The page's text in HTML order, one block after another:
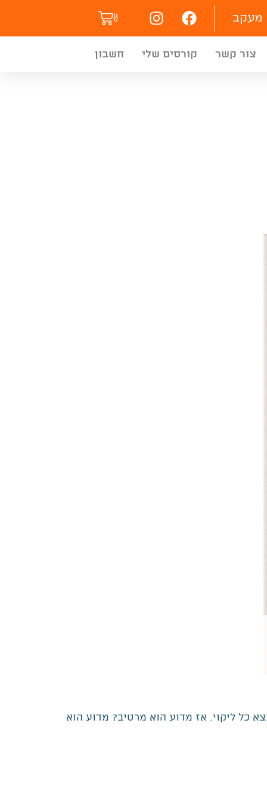
מעקב 0
צור קשר קורסים שלי חשבון
כל ליקוי. אז מדוע הוא מרטיב? מדוע הוא